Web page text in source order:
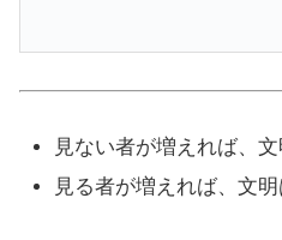
見ない者が増えれば、
見る者が増えれば、文明